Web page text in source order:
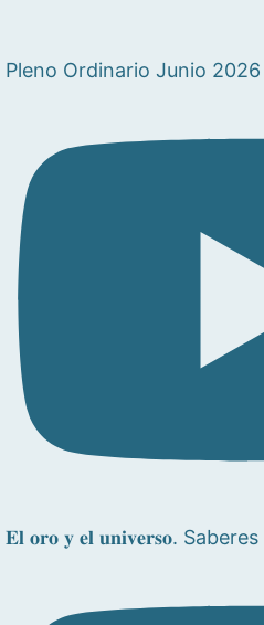
Pleno Ordinario Junio 2026
𝐄𝐥 𝐨𝐫𝐨 𝐲 𝐞𝐥 𝐮𝐧𝐢𝐯𝐞𝐫𝐬𝐨.